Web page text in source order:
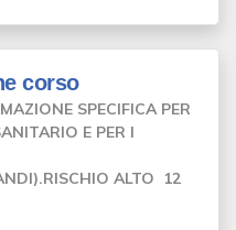
corso
SPECIFICA PER
E PER I
ALTO 12